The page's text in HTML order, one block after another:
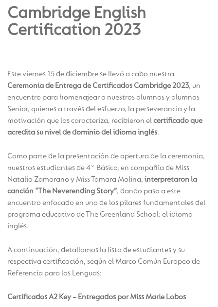
Cambridge English
Certification 2023
Este viernes 15 de diciembre se llevó a cabo nuestra
Ceremonia de Entrega de Certificados Cambridge 2023, un
encuentro para homenajear a nuestros alumnos y alumnas
Senior, quienes a través del esfuerzo, la perseverancia y la
motivación que los caracteriza, recibieron elcertificado que
acredita su nivel de dominio del idioma inglés.
Como parte de la presentación de apertura de la ceremonia,
nuestros estudiantes de 4° Básico, en compañía de Miss
Natalia Zamorano y Miss Tamara Molina, interpretaron la
canción “The Neverending Story”, dando paso a este
encuentro enfocado en uno de los pilares fundamentales del
programa educativo de The Greenland School: el idioma
inglés.
A continuación, detallamos la lista de estudiantes y su
respectiva certificación, según el Marco Común Europeo de
Referencia para las Lenguas:
Certificados A2 Key – Entregados por Miss Marie Lobos